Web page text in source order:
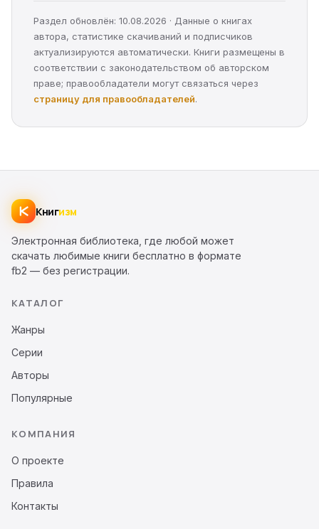
Раздел обновлён: 10.08.2026 · Данные о книгах
автора, статистике скачиваний и подписчиков
актуализируются автоматически. Книги размещены в
соответствии с законодательством об авторском
праве; правообладатели могут связаться через
страницу для правообладателей.
Книгизм
Электронная библиотека, где любой может
скачать любимые книги бесплатно в формате
fb2 — без регистрации.
КАТАЛОГ
Жанры
Серии
Авторы
Популярные
КОМПАНИЯ
О проекте
Правила
Контакты